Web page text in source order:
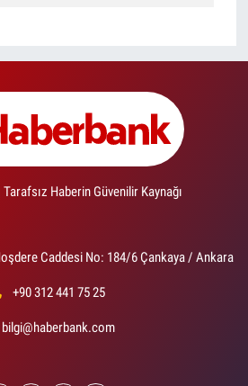
Haberin Güvenilir Kaynağı
Caddesi No: 184/6 Çankaya / Ankara
+90 312 441 75 25
bilgi@haberbank.com